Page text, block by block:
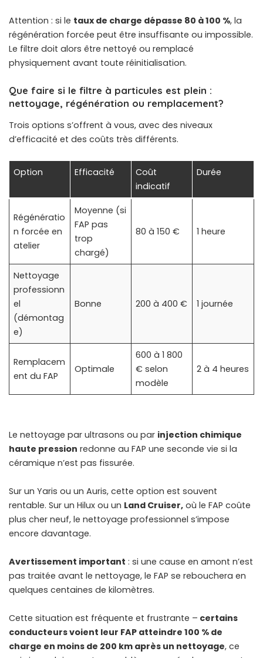
Attention : si le taux de charge dépasse 80 à 100 %, la
régénération forcée peut être insuffisante ou impossible.
Le filtre doit alors être nettoyé ou remplacé
physiquement avant toute réinitialisation.
Que faire si le filtre à particules est plein :
nettoyage, régénération ou remplacement?
Trois options s’offrent à vous, avec des niveaux
d’efficacité et des coûts très différents.
Option Efficacité
Coût
indicatif
Durée
Régénératio
n forcée en
atelier
Moyenne (si
FAP pas
trop
chargé)
80 à 150 € 1 heure
Nettoyage
professionn
el
(démontag
e)
Bonne 200 à 400 € 1 journée
Remplacem
ent du FAP
Optimale
600 à 1 800
€ selon
modèle
2 à 4 heures
Le nettoyage par ultrasons ou par injection chimique
haute pression redonne au FAP une seconde vie si la
céramique n’est pas fissurée.
Sur un Yaris ou un Auris, cette option est souvent
rentable. Sur un Hilux ou un Land Cruiser, où le FAP coûte
plus cher neuf, le nettoyage professionnel s’impose
encore davantage.
Avertissement important : si une cause en amont n’est
pas traitée avant le nettoyage, le FAP se rebouchera en
quelques centaines de kilomètres.
Cette situation est fréquente et frustrante – certains
conducteurs voient leur FAP atteindre 100 % de
charge en moins de 200 km après un nettoyage, ce